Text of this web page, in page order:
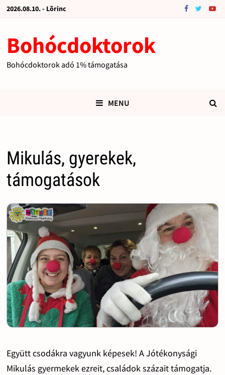
2026.08.10. - Lõrinc
Bohócdoktorok
Bohócdoktorok adó 1% támogatása
MENU
Mikulás, gyerekek,
támogatások
Együtt csodákra vagyunk képesek! A Jótékonysági
Mikulás gyermekek ezreit, családok százait támogatja.